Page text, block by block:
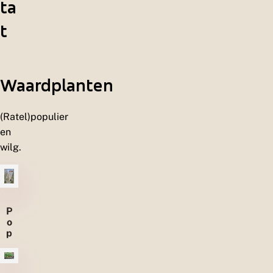
ta
t
Waardplanten
(Ratel)populier
en
wilg.
P
o
p
li
e